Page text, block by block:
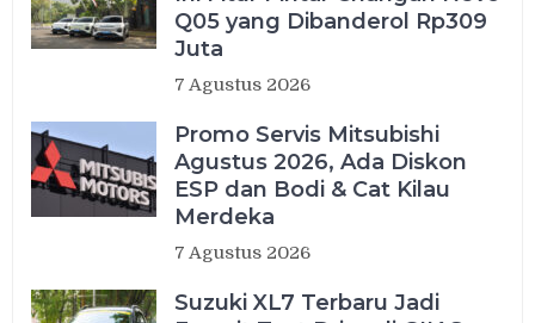
Q05 yang Dibanderol Rp309
Juta
7 Agustus 2026
Promo Servis Mitsubishi
Agustus 2026, Ada Diskon
ESP dan Bodi & Cat Kilau
Merdeka
7 Agustus 2026
Suzuki XL7 Terbaru Jadi